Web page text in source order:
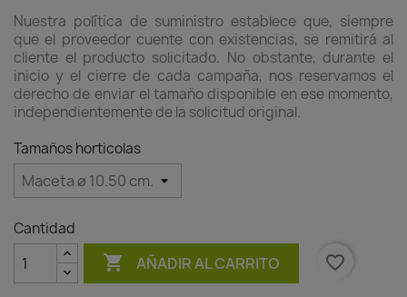
Nuestra política de suministro establece que, siempre
que el proveedor cuente con existencias, se remitirá al
cliente el producto solicitado. No obstante, durante el
inicio y el cierre de cada campaña, nos reservamos el
derecho de enviar el tamaño disponible en ese momento,
independientemente de la solicitud original.
Tamaños horticolas
Cantidad
 AÑADIR AL CARRITO favorite_border